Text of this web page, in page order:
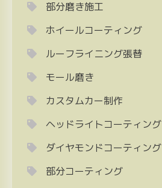
部分磨き施工
ホイールコーティング
ルーフライニング張替
モール磨き
カスタムカー制作
ヘッドライトコーティング
ダイヤモンドコーティング
部分コーティング